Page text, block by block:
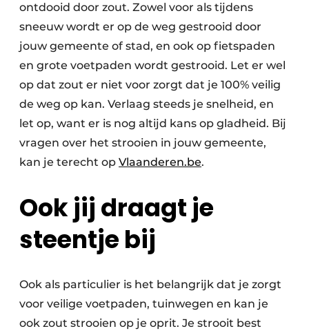
Keukens
Renovatie
Software
Toegangscontrole
Veiligheid & Opleiding
Zonwering
ontdooid door zout. Zowel voor als tijdens
sneeuw wordt er op de weg gestrooid door
jouw gemeente of stad, en ook op fietspaden
en grote voetpaden wordt gestrooid. Let er wel
op dat zout er niet voor zorgt dat je 100% veilig
de weg op kan. Verlaag steeds je snelheid, en
let op, want er is nog altijd kans op gladheid. Bij
vragen over het strooien in jouw gemeente,
kan je terecht op Vlaanderen.be.
Ook jij draagt je
steentje bij
Ook als particulier is het belangrijk dat je zorgt
voor veilige voetpaden, tuinwegen en kan je
ook zout strooien op je oprit. Je strooit best